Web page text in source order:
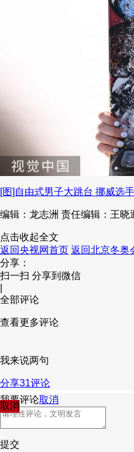
[图]自由式男子大跳台 挪威选
编辑：龙志洲 责任编辑：王晓
点击收起全文
返回央视网首页 返回北京冬奥
分享：
扫一扫 分享到微信
全部评论
查看更多评论
我来说两句
分享31评论
取消
我要评论取消
提交